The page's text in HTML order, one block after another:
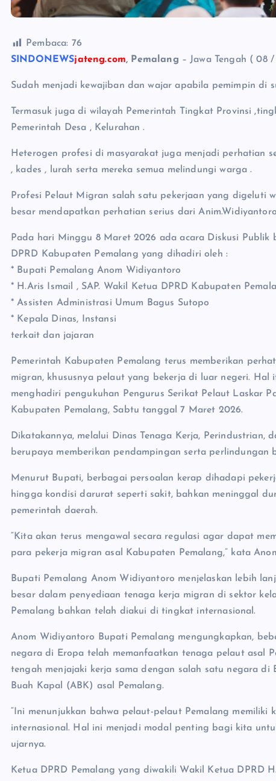
Pembaca: 76
SINDONEWSjateng.com, Pemalang – Jawa Tengah ( 08
Sudah menjadi kewajiban dan wajar apabila pemimpin di
Termasuk juga di wilayah Pemerintah Tingkat Provinsi
Pemerintah Desa , Kelurahan .
Heterogen profesi di masyarakat juga menjadi perhatian
, kades , lurah serta mereka semua melindungi warga .
Profesi Pelaut Migran salah satu pekerjaan yang digeluti
besar mendapatkan perhatian serius dari
Pada hari Minggu 8 Maret 2026 ada acara Diskusi
DPRD Kabupaten Pemalang yang dihadiri oleh :
* Bupati Pemalang Anom Widiyantoro
* H.Aris Ismail , SAP. Wakil Ketua DPRD Kabupaten
* Assisten Administrasi Umum Bagus Sutopo
* Kepala Dinas, Instansi
terkait dan jajaran
Pemerintah Kabupaten Pemalang terus memberikan
migran, khususnya pelaut yang bekerja di luar negeri.
menghadiri pengukuhan Pengurus Serikat Pelaut Laskar
Kabupaten Pemalang, Sabtu tanggal 7 Maret 2026.
Dikatakannya, melalui Dinas Tenaga Kerja, Perindustrian,
berupaya memberikan pendampingan serta perlindungan
Menurut Bupati, berbagai persoalan kerap dihadapi
hingga kondisi darurat seperti sakit, bahkan meninggal
pemerintah daerah.
“Kita akan terus mengawal secara regulasi agar dapat
para pekerja migran asal Kabupaten Pemalang,” kata
Bupati Pemalang Anom Widiyantoro menjelaskan lebih
besar dalam penyediaan tenaga kerja migran di sektor
Pemalang bahkan telah diakui di tingkat internasional.
Anom Widiyantoro Bupati Pemalang mengungkapkan,
negara di Eropa telah memanfaatkan tenaga pelaut asal
tengah menjajaki kerja sama dengan salah satu negara
Buah Kapal (ABK) asal Pemalang.
“Ini menunjukkan bahwa pelaut-pelaut Pemalang memiliki
internasional. Hal ini menjadi modal penting bagi kita
ujarnya.
Ketua DPRD Pemalang yang diwakili Wakil Ketua DPRD